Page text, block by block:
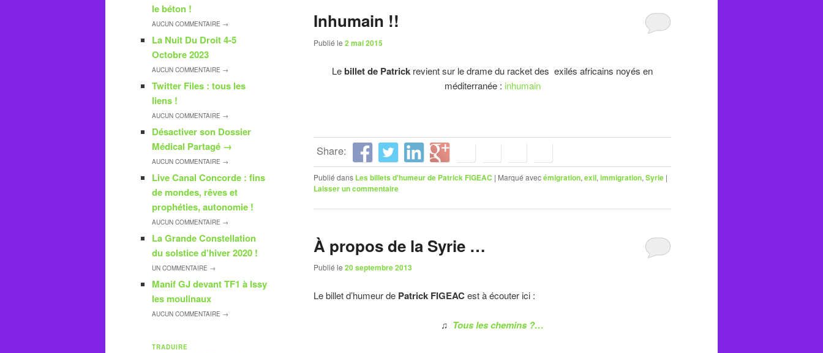
Inhumain !!
Publié le 2 mai 2015
Lebillet de Patrick revient sur le drame du racket des exilés africains noyés en
méditerranée : inhumain
Share:
Publié dans Les billets d'humeur de Patrick FIGEAC | Marqué avecémigration, exil, immigration, Syrie |
Laisser un commentaire
À propos de la Syrie …
Publié le 20 septembre 2013
Le billet d’humeur de Patrick FIGEACest à écouter ici :
♫ Tous les chemins ?…
le béton !
AUCUN COMMENTAIRE →
La Nuit Du Droit 4-5
Octobre 2023
AUCUN COMMENTAIRE →
Twitter Files : tous les
liens !
AUCUN COMMENTAIRE →
Désactiver son Dossier
Médical Partagé →
AUCUN COMMENTAIRE →
Live Canal Concorde : fins
de mondes, rêves et
prophéties, autonomie !
AUCUN COMMENTAIRE →
La Grande Constellation
du solstice d’hiver 2020 !
UN COMMENTAIRE →
Manif GJ devant TF1 à Issy
les moulinaux
AUCUN COMMENTAIRE →
TRADUIRE